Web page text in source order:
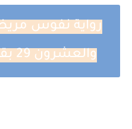
رواية نفوس
والعشرون 29 بقلم تسنيم حمدي